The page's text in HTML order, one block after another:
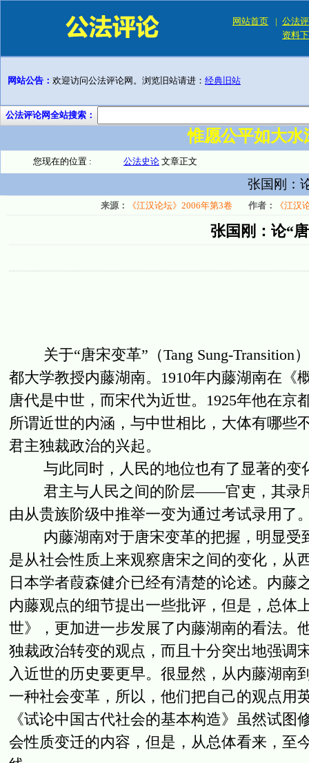
网站首页 | 公法
资料
网站公告： 欢迎访问公法评论网。浏览旧站请进： 经典旧站
公法评论网全站搜索：
惟愿公平如大
您现在的位置 : 公法史论 文章正文
张国刚：
来源： 《江汉论坛》2006年第3卷 作者： 《江汉
张国刚：论“
关于“唐宋变革”（Tang Sung-Transition
都大学教授内藤湖南。1910年内藤湖南在《
唐代是中世，而宋代为近世。1925年他在京
所谓近世的内涵，与中世相比，大体有哪些
君主独裁政治的兴起。
与此同时，人民的地位也有了显著的变
君主与人民之间的阶层——官吏，其录用
由从贵族阶级中推举一变为通过考试录用了
内藤湖南对于唐宋变革的把握，明显受
是从社会性质上来观察唐宋之间的变化，从
日本学者葭森健介已经有清楚的论述。内藤
内藤观点的细节提出一些批评，但是，总体
世》，更加进一步发展了内藤湖南的看法。
独裁政治转变的观点，而且十分突出地强调
入近世的历史要更早。很显然，从内藤湖南
一种社会变革，所以，他们把自己的观点用
《试论中国古代社会的基本构造》虽然试
会性质变迁的内容，但是，从总体看来，至